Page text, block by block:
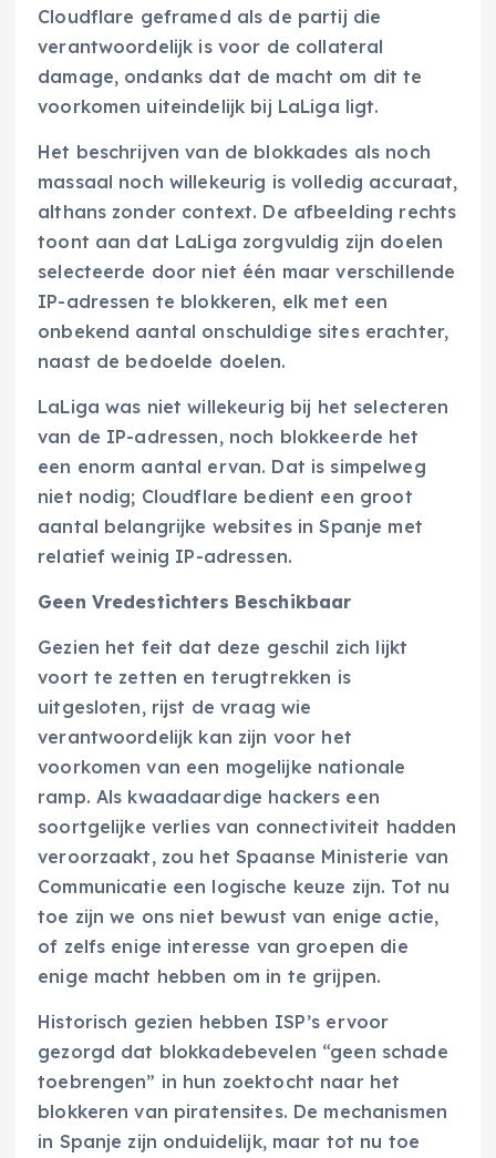
Cloudflare geframed als de partij die
verantwoordelijk is voor de collateral
damage, ondanks dat de macht om dit te
voorkomen uiteindelijk bij LaLiga ligt.
Het beschrijven van de blokkades als noch
massaal noch willekeurig is volledig accuraat,
althans zonder context. De afbeelding rechts
toont aan dat LaLiga zorgvuldig zijn doelen
selecteerde door niet één maar verschillende
IP-adressen te blokkeren, elk met een
onbekend aantal onschuldige sites erachter,
naast de bedoelde doelen.
LaLiga was niet willekeurig bij het selecteren
van de IP-adressen, noch blokkeerde het
een enorm aantal ervan. Dat is simpelweg
niet nodig; Cloudflare bedient een groot
aantal belangrijke websites in Spanje met
relatief weinig IP-adressen.
Geen Vredestichters Beschikbaar
Gezien het feit dat deze geschil zich lijkt
voort te zetten en terugtrekken is
uitgesloten, rijst de vraag wie
verantwoordelijk kan zijn voor het
voorkomen van een mogelijke nationale
ramp. Als kwaadaardige hackers een
soortgelijke verlies van connectiviteit hadden
veroorzaakt, zou het Spaanse Ministerie van
Communicatie een logische keuze zijn. Tot nu
toe zijn we ons niet bewust van enige actie,
of zelfs enige interesse van groepen die
enige macht hebben om in te grijpen.
Historisch gezien hebben ISP’s ervoor
gezorgd dat blokkadebevelen “geen schade
toebrengen” in hun zoektocht naar het
blokkeren van piratensites. De mechanismen
in Spanje zijn onduidelijk, maar tot nu toe